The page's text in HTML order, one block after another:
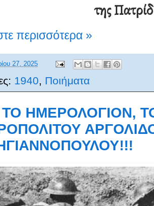
της
περισσότερα »
27, 2025
1940, Ποιήματα
ΗΜΕΡΟΛΟΓΙΟΝ,